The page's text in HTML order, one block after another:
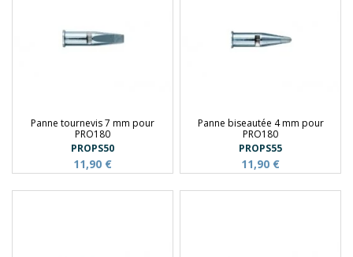
Panne tournevis 7 mm pour
PRO180
PROPS50
11,90 €
Panne biseautée 4 mm pour
PRO180
PROPS55
11,90 €